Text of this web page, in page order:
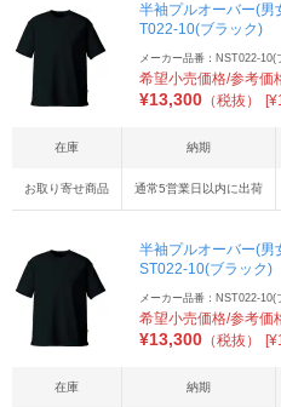
半袖プルオーバー(男
T022-10(ブラック)
メーカー品番：NST022-10(
希望小売価格/参考価
¥13,300 （税抜）
在庫 納期
お取り寄せ商品 通常5営業日以内に出荷
半袖プルオーバー(男
ST022-10(ブラック)
メーカー品番：NST022-10(
希望小売価格/参考価
¥13,300 （税抜）
在庫 納期